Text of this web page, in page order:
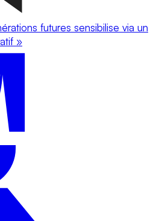
futures sensibilise via un
»